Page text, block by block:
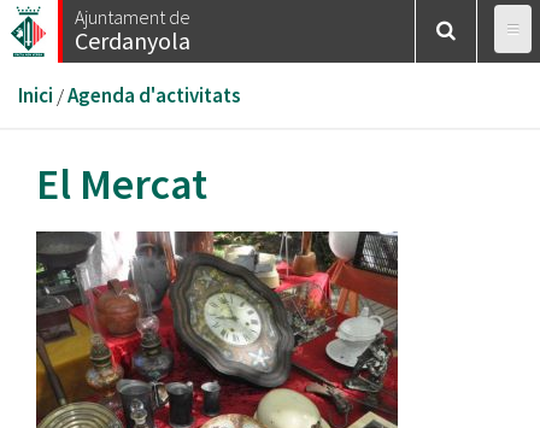
Vés
al
Ajuntament de
Cerdanyola
Esteu
aquí
Inici /Agenda d'activitats
El Mercat